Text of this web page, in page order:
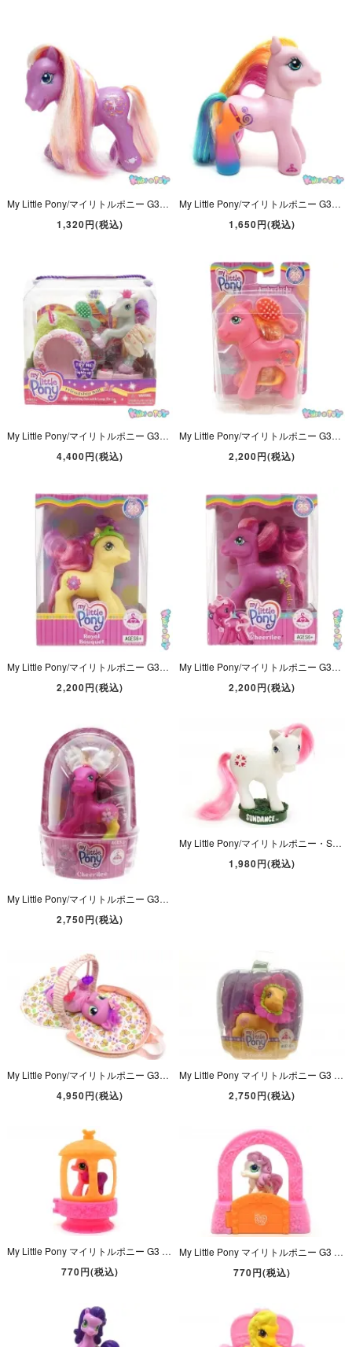
My Little Pony/マイリトルポニー G3・Twinkle Twirl/トウィンクルトワール・パープル・キラキラ・2003年
1,320円(税込)
My Little Pony/マイリトルポニー G3・Toola-Roola/トゥーラールーラー・ピンク・ペン・2007年
1,650円(税込)
My Little Pony/マイリトルポニー G3・Twirling Fun with Loop-De-La/トワーリングファンウィズループディーラ・バレリーナ・2006年 【開封済み/ダメージ】
4,400円(税込)
My Little Pony/マイリトルポニー G3・Amberlocks/アンバーロックス・ピンク・ヘア＆リボン・2007年 【パッケージ入り】
2,200円(税込)
My Little Pony/マイリトルポニー G3・Royal Bouquet/ロイヤルブーケット・イエロー・フラワー・ヘッドアクセサリー付き・2007年 【パッケージ入り】
2,200円(税込)
My Little Pony/マイリトルポニー G3・Cheerilee/チアリー・マゼンタ・サクラ・2008年 【パッケージ入り】
2,200円(税込)
My Little Pony/マイリトルポニー G3・Cheerilee/チアリー・Easter/イースター・マゼンタ・サクラ・2007年 【パッケージ入り】
2,750円(税込)
My Little Pony/マイリトルポニー・SUNDANCE/サンダンス・Head Knockers/ヘッドノッカー・陶器製・NECA・2003年(ボビングヘッド)
1,980円(税込)
My Little Pony/マイリトルポニー G3・So Soft Newborn Play-N-Carry Skywishes/スカイウィッシェズ・トーキングぬいぐるみ・バッグ付き・2006年
4,950円(税込)
My Little Pony マイリトルポニー G3 Scootaloo ハロウィーン 【パッケージ入り】
2,750円(税込)
My Little Pony マイリトルポニー G3 McDonalds Happy Meal マクドナルド ミールトイ 2007年 Skywishes スカイウィッシィーズ ピンク 台座付き
770円(税込)
My Little Pony マイリトルポニー G3 McDonalds Happy Meal マクドナルド ミールトイ 2007年 Desert Rose デザートローズ ホワイト ゲート付き
770円(税込)